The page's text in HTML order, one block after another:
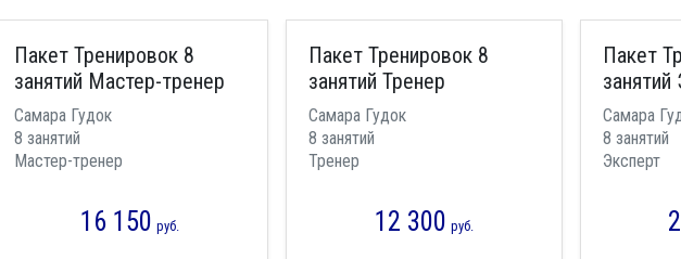
Пакет Тренировок 8
занятий Мастер-тренер
Самара Гудок
8 занятий
Мастер-тренер
16 150 руб.
Пакет Тренировок 8
занятий Тренер
Самара Гудок
8 занятий
Тренер
12 300 руб.
Пакет
занятий
Самара
8 занятий
Эксперт